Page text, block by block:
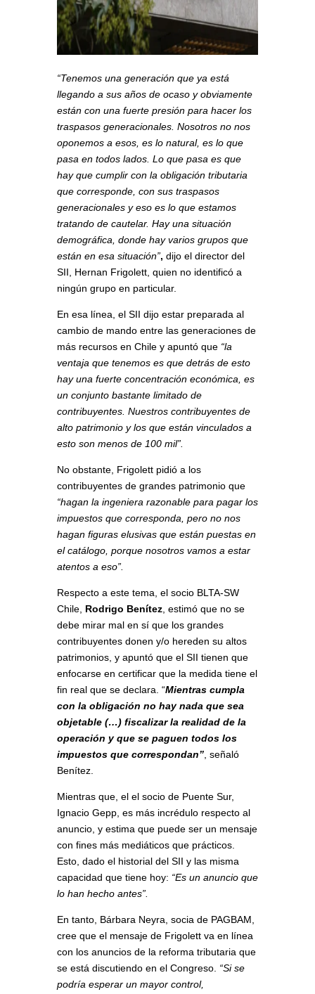
“Tenemos una generación que ya está
llegando a sus años de ocaso y obviamente
están con una fuerte presión para hacer los
traspasos generacionales. Nosotros no nos
oponemos a esos, es lo natural, es lo que
pasa en todos lados. Lo que pasa es que
hay que cumplir con la obligación tributaria
que corresponde, con sus traspasos
generacionales y eso es lo que estamos
tratando de cautelar. Hay una situación
demográfica, donde hay varios grupos que
están en esa situación”, dijo el director del
SII, Hernan Frigolett, quien no identificó a
ningún grupo en particular.
En esa línea, el SII dijo estar preparada al
cambio de mando entre las generaciones de
más recursos en Chile y apuntó que “la
ventaja que tenemos es que detrás de esto
hay una fuerte concentración económica, es
un conjunto bastante limitado de
contribuyentes. Nuestros contribuyentes de
alto patrimonio y los que están vinculados a
esto son menos de 100 mil”.
No obstante, Frigolett pidió a los
contribuyentes de grandes patrimonio que
“hagan la ingeniera razonable para pagar los
impuestos que corresponda, pero no nos
hagan figuras elusivas que están puestas en
el catálogo, porque nosotros vamos a estar
atentos a eso”.
Respecto a este tema, el socio BLTA-SW
Chile, Rodrigo Benítez, estimó que no se
debe mirar mal en sí que los grandes
contribuyentes donen y/o hereden su altos
patrimonios, y apuntó que el SII tienen que
enfocarse en certificar que la medida tiene el
fin real que se declara. “Mientras cumpla
con la obligación no hay nada que sea
objetable (…) fiscalizar la realidad de la
operación y que se paguen todos los
impuestos que correspondan”, señaló
Benítez.
Mientras que, el el socio de Puente Sur,
Ignacio Gepp, es más incrédulo respecto al
anuncio, y estima que puede ser un mensaje
con fines más mediáticos que prácticos.
Esto, dado el historial del SII y las misma
capacidad que tiene hoy: “Es un anuncio que
lo han hecho antes”.
En tanto, Bárbara Neyra, socia de PAGBAM,
cree que el mensaje de Frigolett va en línea
con los anuncios de la reforma tributaria que
se está discutiendo en el Congreso. “Si se
podría esperar un mayor control,